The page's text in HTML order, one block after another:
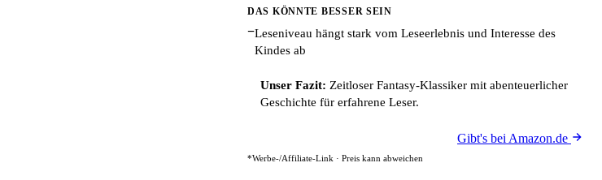
DAS KÖNNTE BESSER SEIN
−Leseniveau hängt stark vom Leseerlebnis und Interesse des
Kindes ab
Unser Fazit: Zeitloser Fantasy-Klassiker mit abenteuerlicher
Geschichte für erfahrene Leser.
Gibt's bei Amazon.de
*Werbe-/Affiliate-Link · Preis kann abweichen